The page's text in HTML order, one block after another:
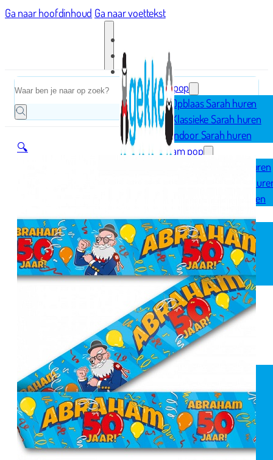
Ga naar hoofdinhoud Ga naar voettekst
Home
Sarah pop
Opblaas Sarah huren
Klassieke Sarah huren
Indoor Sarah huren
Abraham pop
Opblaas Abraham huren
Klassieke Abraham
Indoor Abraham huren
Opblaasfiguren
Geboorteborden
Ooievaar op nest
Spandoek geboorte
Huwelijk
Pensioen
Skytubes
Rode loper
Versiering
Geslaagd versiering
Huwelijk versiering
Pensioen versiering
Verjaardag versiering
Voordeelpakketten
Zoeken
🔍